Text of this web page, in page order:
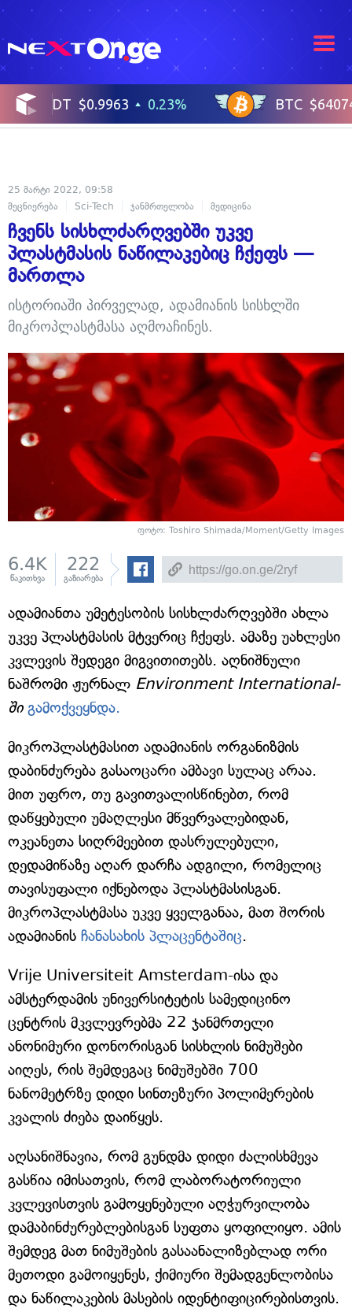
25 მარტი 2022, 09:58
მეცნიერება
Sci-Tech ჯანმრთელობა მედიცინა
ჩვენს სისხლძარღვებში უკვე
პლასტმასის ნაწილაკებიც ჩქეფს —
მართლა
ისტორიაში პირველად, ადამიანის სისხლში
მიკროპლასტმასა აღმოაჩინეს.
ფოტო: Toshiro Shimada/Moment/Getty Images
6.4K
წაკითხვა
222
გაზიარება
ადამიანთა უმეტესობის სისხლძარღვებში ახლა
უკვე პლასტმასის მტვერიც ჩქეფს. ამაზე უახლესი
კვლევის შედეგი მიგვითითებს. აღნიშნული
ნაშრომი ჟურნალ Environment International-
ში გამოქვეყნდა.
მიკროპლასტმასით ადამიანის ორგანიზმის
დაბინძურება გასაოცარი ამბავი სულაც არაა.
მით უფრო, თუ გავითვალისწინებთ, რომ
დაწყებული უმაღლესი მწვერვალებიდან,
ოკეანეთა სიღრმეებით დასრულებული,
დედამიწაზე აღარ დარჩა ადგილი, რომელიც
თავისუფალი იქნებოდა პლასტმასისგან.
მიკროპლასტმასა უკვე ყველგანაა, მათ შორის
ადამიანის ჩანასახის პლაცენტაშიც.
Vrije Universiteit Amsterdam-ისა და
ამსტერდამის უნივერსიტეტის სამედიცინო
ცენტრის მკვლევრებმა 22 ჯანმრთელი
ანონიმური დონორისგან სისხლის ნიმუშები
აიღეს, რის შემდეგაც ნიმუშებში 700
ნანომეტრზე დიდი სინთეზური პოლიმერების
კვალის ძიება დაიწყეს.
აღსანიშნავია, რომ გუნდმა დიდი ძალისხმევა
გასწია იმისათვის, რომ ლაბორატორიული
კვლევისთვის გამოყენებული აღჭურვილობა
დამაბინძურებლებისგან სუფთა ყოფილიყო. ამის
შემდეგ მათ ნიმუშების გასაანალიზებლად ორი
მეთოდი გამოიყენეს, ქიმიური შემადგენლობისა
და ნაწილაკების მასების იდენტიფიცირებისთვის.